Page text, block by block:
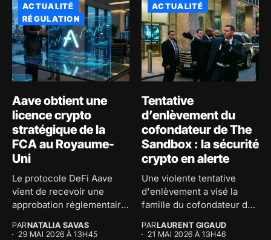
ACTUALITÉ
RÉGULATION
Aave obtient une
licence crypto
stratégique de la
FCA au Royaume-
Uni
Le protocole DeFi Aave
vient de recevoir une
approbation réglementaire
PARNATALIA SAVAS
29 MAI 2026 À 13H45
ACTUALITÉ
Tentative
d’enlèvement du
cofondateur de The
Sandbox : la sécurité
crypto en alerte
Une violente tentative
d'enlèvement a visé la
famille du cofondateur de
PARLAURENT GIGAUD
21 MAI 2026 À 13H46